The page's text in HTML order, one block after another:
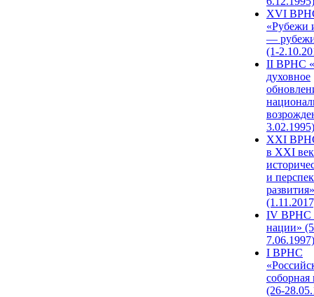
XVI
«Рубежи
—
(1-
II ВРНС
духовное
3.02.1995)
XХI
в XXI
и
развития»
IV ВРНС
нации»
7.06.1997)
I ВРНС
(26-